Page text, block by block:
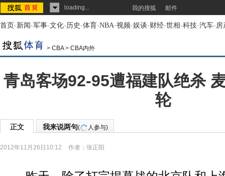
loading... 我的搜狐 邮件
首页-新闻-军事-文化-历史-体育-NBA-视频-娱谈-财经-世相-科技-汽车-房
> CBA> CBA内外
青岛客场92-95遭福建队绝杀
轮
正文 我来说两句( 人参与)
2012年11月26日10:12 作者：张正阳